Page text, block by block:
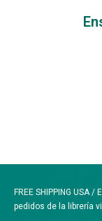
FREE SHIPPING USA
pedidos de la librería